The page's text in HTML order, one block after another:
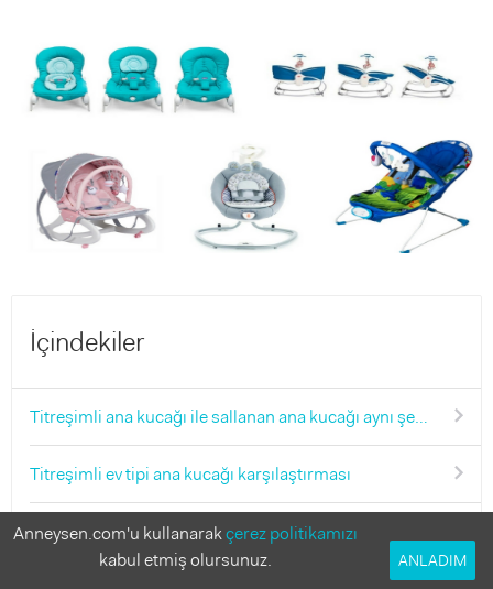
İçindekiler
Titreşimli ana kucağı ile sallanan ana kucağı aynı şey mi?
Titreşimli ev tipi ana kucağı karşılaştırması
Anneysen.com'u kullanarakçerez politikamızı
kabul etmiş olursunuz.
ANLADIM